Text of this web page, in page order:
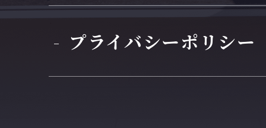
プライバシーポリシー